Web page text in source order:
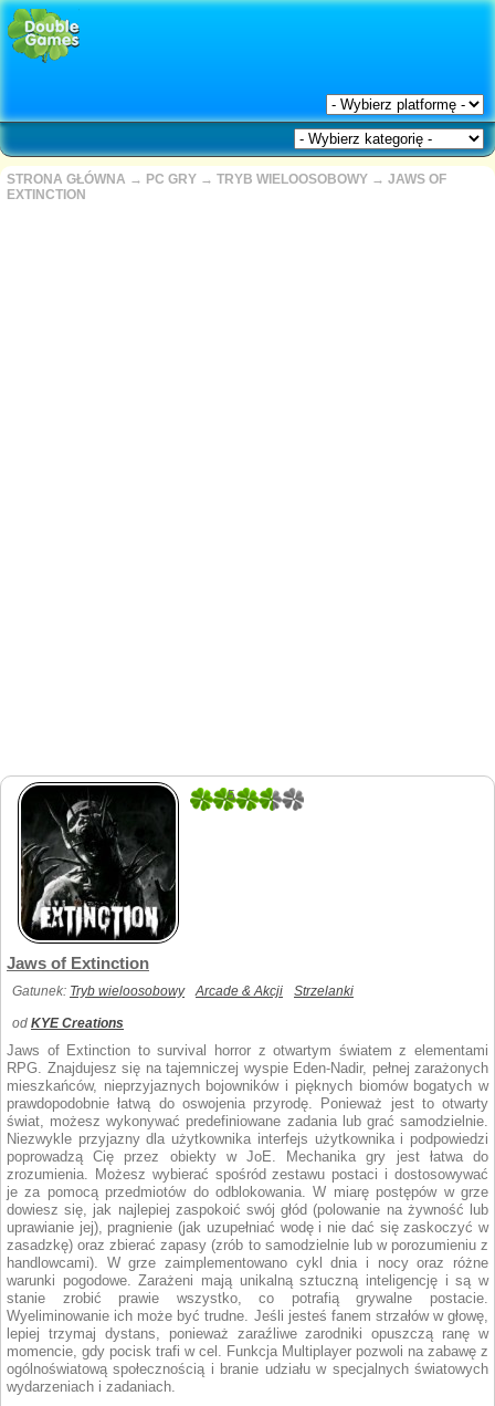
STRONA GŁÓWNA → PC GRY → TRYB WIELOOSOBOWY → JAWS OF
EXTINCTION
5
Jaws of Extinction
Gatunek: Tryb wieloosobowy Arcade & Akcji Strzelanki
od KYE Creations
Jaws of Extinction to survival horror z otwartym światem z elementami
RPG. Znajdujesz się na tajemniczej wyspie Eden-Nadir, pełnej zarażonych
mieszkańców, nieprzyjaznych bojowników i pięknych biomów bogatych w
prawdopodobnie łatwą do oswojenia przyrodę. Ponieważ jest to otwarty
świat, możesz wykonywać predefiniowane zadania lub grać samodzielnie.
Niezwykle przyjazny dla użytkownika interfejs użytkownika i podpowiedzi
poprowadzą Cię przez obiekty w JoE. Mechanika gry jest łatwa do
zrozumienia. Możesz wybierać spośród zestawu postaci i dostosowywać
je za pomocą przedmiotów do odblokowania. W miarę postępów w grze
dowiesz się, jak najlepiej zaspokoić swój głód (polowanie na żywność lub
uprawianie jej), pragnienie (jak uzupełniać wodę i nie dać się zaskoczyć w
zasadzkę) oraz zbierać zapasy (zrób to samodzielnie lub w porozumieniu z
handlowcami). W grze zaimplementowano cykl dnia i nocy oraz różne
warunki pogodowe. Zarażeni mają unikalną sztuczną inteligencję i są w
stanie zrobić prawie wszystko, co potrafią grywalne postacie.
Wyeliminowanie ich może być trudne. Jeśli jesteś fanem strzałów w głowę,
lepiej trzymaj dystans, ponieważ zaraźliwe zarodniki opuszczą ranę w
momencie, gdy pocisk trafi w cel. Funkcja Multiplayer pozwoli na zabawę z
ogólnoświatową społecznością i branie udziału w specjalnych światowych
wydarzeniach i zadaniach.